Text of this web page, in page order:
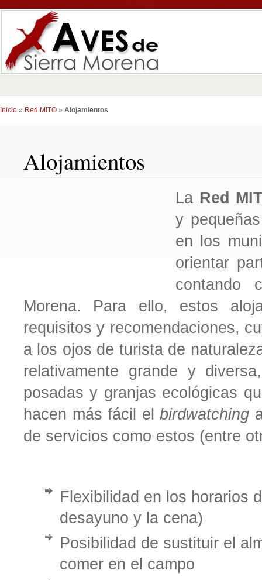
Inicio » Red MITO » Alojamientos
Alojamientos
La Red
y
en los
orientar
contando
Morena. Para ello, estos
requisitos y recomendaciones,
a los ojos de turista de
relativamente grande y
posadas y granjas ecológicas
hacen más fácil el birdwatching
de servicios como estos (entre
Flexibilidad en los horarios
desayuno y la cena)
Posibilidad de sustituir el
comer en el campo